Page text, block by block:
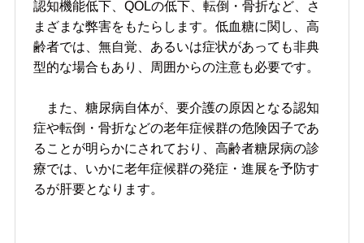
認知機能低下、QOLの低下、転倒・骨折など、さ
まざまな弊害をもたらします。低血糖に関し、高
齢者では、無自覚、あるいは症状があっても非典
型的な場合もあり、周囲からの注意も必要です。
また、糖尿病自体が、要介護の原因となる認知
症や転倒・骨折などの老年症候群の危険因子であ
ることが明らかにされており、高齢者糖尿病の診
療では、いかに老年症候群の発症・進展を予防す
るが肝要となります。